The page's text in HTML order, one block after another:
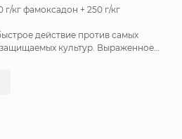
кг фамоксадон + 250 г/кг
действие против самых
культур. Выраженное
программ защиты